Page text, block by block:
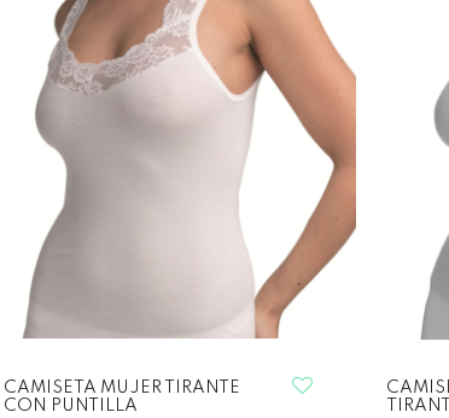
CAMISETA MUJER TIRANTE
CON PUNTILLA